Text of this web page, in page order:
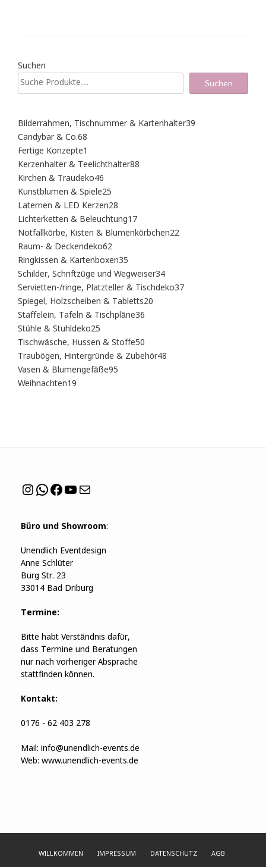
Suchen
Suchen
Bilderrahmen, Tischnummer & Kartenhalter39
Candybar & Co.68
Fertige Konzepte1
Produkt
Kerzenhalter & Teelichthalter88
Kirchen & Traudeko46
Produkte
Kunstblumen & Spiele25
Produkte
Laternen & LED Kerzen28
Produkte
Lichterketten & Beleuchtung1717
Produkte
Notfallkörbe, Kisten & Blumenkörbchen2222
Raum- & Deckendeko6262
Produkte
Ringkissen & Kartenboxen35
Produkte
Schilder, Schriftzüge und Wegweiser3434
Produkte
Servietten-/ringe, Platzteller & Tischdeko3737
Spiegel, Holzscheiben & Tabletts20
Staffelein, Tafeln & Tischpläne36
Stühle & Stuhldeko25
Produkte
Tischwäsche, Hussen & Stoffe50
Produkte
Traubögen, Hintergründe & Zubehör48
Vasen & Blumengefäße95
Weihnachten19
Instagram
WhatsApp
Facebook
YouTube
Mail
Büro und Showroom:
Unendlich Eventdesign
Anne Schlüter
Burg Str. 23
33014 Bad Driburg
Termine:
Bitte habt Verständnis dafür,
dass Termine und Beratungen
nur nach vorheriger Absprache
stattfinden können.
Kontakt:
0176 - 62 403 278
Mail: info@unendlich-events.de
Web: www.unendlich-events.de
WILLKOMMEN IMPRESSUM DATENSCHUTZ AGB